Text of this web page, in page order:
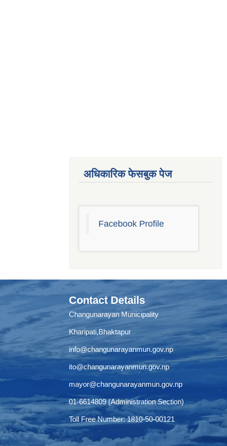
अधिकारिक फेसबुक पेज
Facebook Profile
Contact Details
Changunarayan Municipality
Kharipati,Bhaktapur
info@changunarayanmun.gov.np
ito@changunarayanmun.gov.np
mayor@changunarayanmun.gov.np
01-6614809 (Administration Section)
Toll Free Number: 1810-50-00121